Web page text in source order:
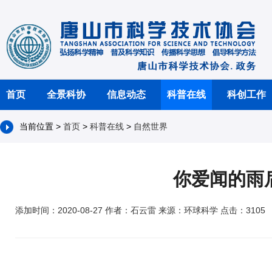
首页 全景科协 信息动态 科普在线 科创工作
当前位置 > 首页 > 科普在线 > 自然世界
你爱闻的雨
添加时间：2020-08-27 作者：石云雷 来源：环球科学 点击：3105